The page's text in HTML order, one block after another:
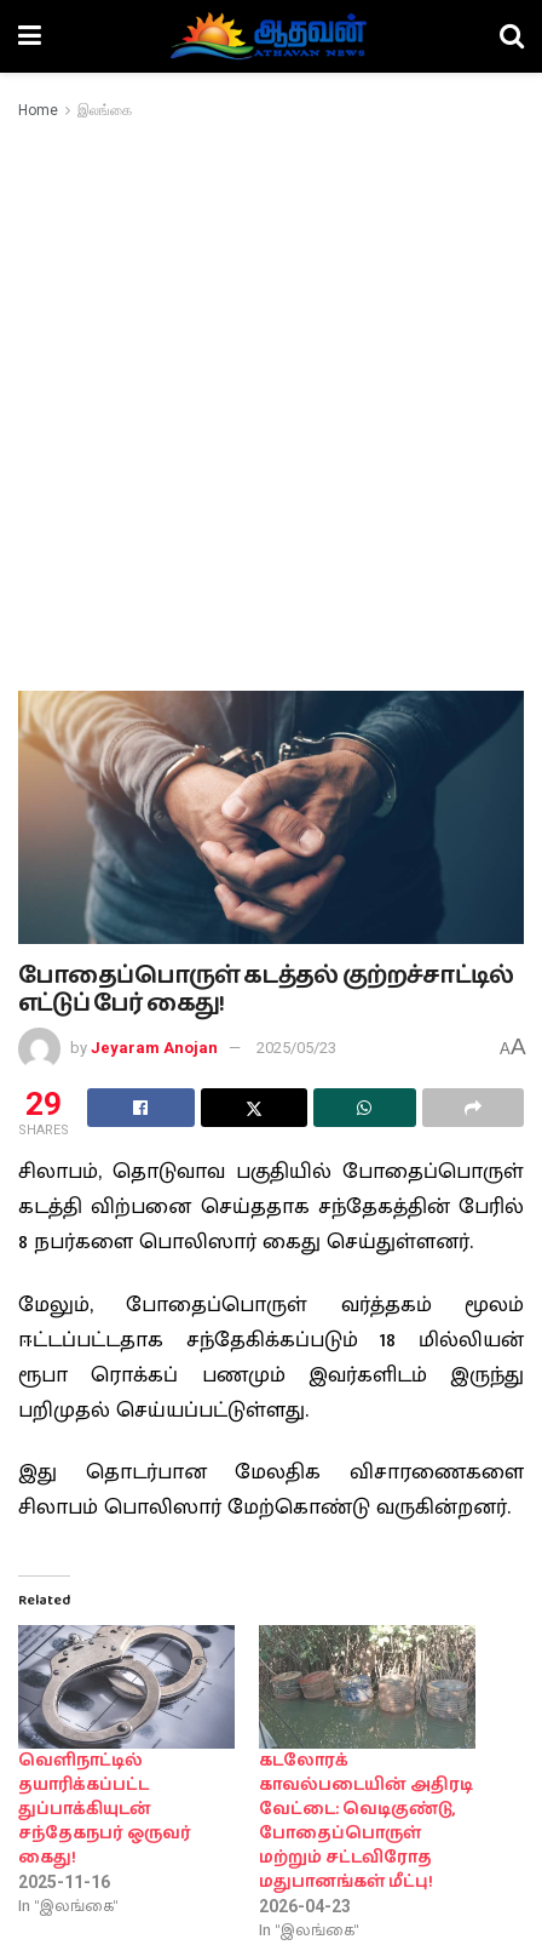
Home இலங்கை
போதைப்பொருள் கடத்தல் குற்றச்சாட்டில்
எட்டுப் பேர் கைது!
by Jeyaram Anojan 2025/05/23 AA
29
SHARES
சிலாபம், தொடுவாவ பகுதியில் போதைப்பொருள்
கடத்தி விற்பனை செய்ததாக சந்தேகத்தின் பேரில்
8 நபர்களை பொலிஸார் கைது செய்துள்ளனர்.
மேலும், போதைப்பொருள் வர்த்தகம் மூலம்
ஈட்டப்பட்டதாக சந்தேகிக்கப்படும் 18 மில்லியன்
ரூபா ரொக்கப் பணமும் இவர்களிடம் இருந்து
பறிமுதல் செய்யப்பட்டுள்ளது.
இது தொடர்பான மேலதிக விசாரணைகளை
சிலாபம் பொலிஸார் மேற்கொண்டு வருகின்றனர்.
Related
வெளிநாட்டில்
தயாரிக்கப்பட்ட
துப்பாக்கியுடன்
சந்தேகநபர் ஒருவர்
கைது!
2025-11-16
In "இலங்கை"
கடலோரக்
காவல்படையின் அதிரடி
வேட்டை: வெடிகுண்டு,
போதைப்பொருள்
மற்றும் சட்டவிரோத
மதுபானங்கள் மீட்பு!
2026-04-23
In "இலங்கை"